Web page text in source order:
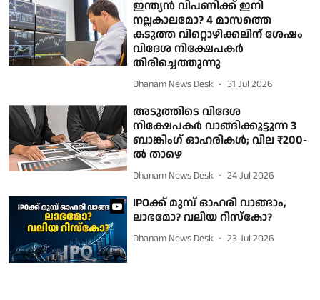
ഇന്ത്യൻ വിപണിക്ക് ഇനി
നല്ലകാലമോ? 4 മാസത്തെ
കടുത്ത വിറ്റൊഴിക്കലിന് ശേഷം
വിദേശ നിക്ഷേപകർ
തിരിച്ചെത്തുന്നു
Dhanam News Desk 31 Jul 2026
അടുത്തിടെ വിദേശ
നിക്ഷേപകർ വാങ്ങിക്കൂട്ടുന്ന 3
ബാങ്കിംഗ് ഓഹരികൾ; വില ₹200-
ൽ താഴെ
Dhanam News Desk 24 Jul 2026
IPOക്ക് മുമ്പ് ഓഹരി വാങ്ങാം,
ലാഭമോ? വലിയ റിസ്‌കോ?
Dhanam News Desk 23 Jul 2026